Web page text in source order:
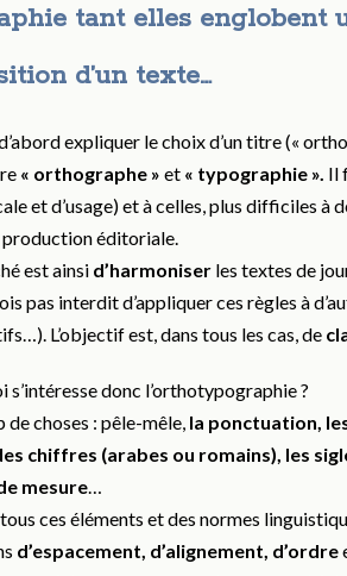
tant elles englobent
d’un texte…
expliquer le choix d’un titre («
« orthographe » et « typographie ». Il
et d’usage) et à celles, plus difficiles à
production éditoriale.
est ainsi d’harmoniser les textes de
pas interdit d’appliquer ces règles à
L’objectif est, dans tous les cas, de
s’intéresse donc l’orthotypographie ?
de choses : pêle-mêle, la ponctuation,
chiffres (arabes ou romains), les
mesure
ces éléments et des normes
d’espacement, d’alignement, d’ordre